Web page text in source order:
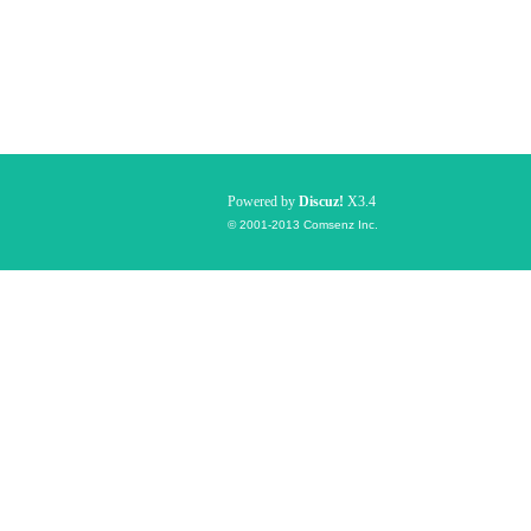
Powered by Discuz! X3.4
© 2001-2013 Comsenz Inc.